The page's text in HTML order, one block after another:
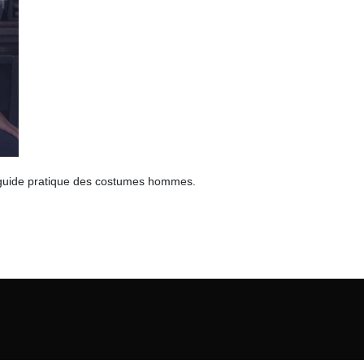
pratique des costumes hommes.